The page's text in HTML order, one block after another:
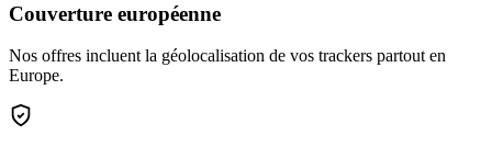
Couverture européenne
Nos offres incluent la géolocalisation de vos trackers partout en
Europe.